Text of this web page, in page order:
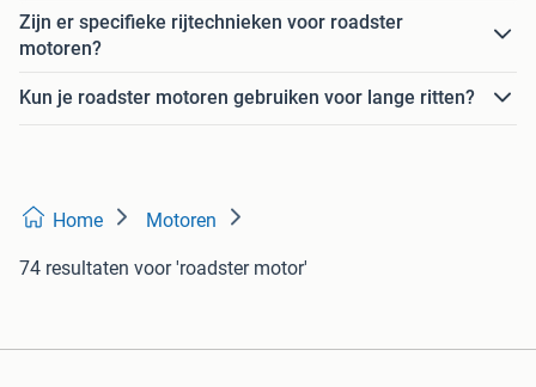
Zijn er specifieke rijtechnieken voor roadster
motoren?
Kun je roadster motoren gebruiken voor lange ritten?
Home Motoren
74 resultaten voor 'roadster motor'